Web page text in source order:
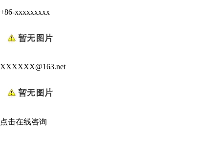
+86-xxxxxxxxx
XXXXXX@163.net
点击在线咨询